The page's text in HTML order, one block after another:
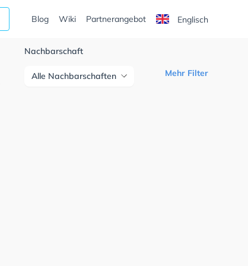
Blog Wiki Partnerangebot Englisch
Nachbarschaft
Alle Nachbarschaften Mehr Filter